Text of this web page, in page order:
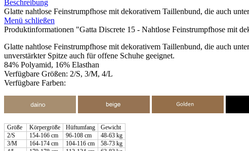
Beschreibung
Glatte nahtlose Feinstrumpfhose mit dekorativem Taillenbund, die auch
Menü schließen
Produktinformationen "Gatta Discrete 15 - Nahtlose Feinstrumpfhose mit
Glatte nahtlose Feinstrumpfhose mit dekorativem Taillenbund, die auch
unverstärkter Spitze auch für offene Schuhe geeignet.
84% Polyamid, 16% Elasthan
Verfügbare Größen: 2/S, 3/M, 4/L
Verfügbare Farben:
Größe Körpergröße Hüftumfang
Gewicht
2/S
154-166 cm 96-108 cm
48-63 kg
3/M
164-174 cm 104-116 cm
58-73 kg